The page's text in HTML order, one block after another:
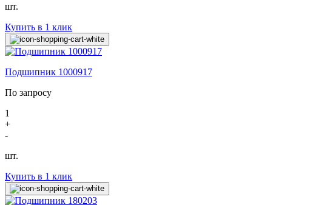
шт.
Купить в 1 клик
Подшипник 1000917
По запросу
1
+
-
шт.
Купить в 1 клик